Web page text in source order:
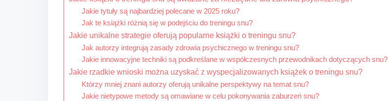
Jakie tytuły są najbardziej polecane w 2025 roku?
Jak te książki różnią się w podejściu do treningu snu?
Jakie unikalne strategie oferują popularne książki o treningu snu?
Jak autorzy integrują zasady zdrowia psychicznego w treningu snu?
Jakie innowacyjne techniki są podkreślane w współczesnych przewodnikach dotyczących snu?
Jakie rzadkie wnioski można uzyskać z wyspecjalizowanych książek o treningu snu?
Którzy mniej znani autorzy oferują unikalne perspektywy na temat snu?
Jakie nietypowe metody są omawiane w celu pokonywania zaburzeń snu?